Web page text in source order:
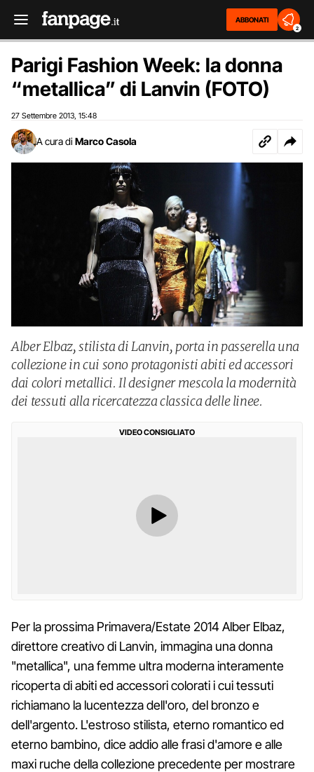
ABBONATI
2
Parigi Fashion Week: la donna
“metallica” di Lanvin (FOTO)
27 Settembre 2013 15:48
A cura di Marco Casola
Alber Elbaz, stilista di Lanvin, porta in passerella una
collezione in cui sono protagonisti abiti ed accessori
dai colori metallici. Il designer mescola la modernità
dei tessuti alla ricercatezza classica delle linee.
VIDEO CONSIGLIATO
Per la prossima Primavera/Estate 2014 Alber Elbaz,
direttore creativo di Lanvin, immagina una donna
"metallica", una femme ultra moderna interamente
ricoperta di abiti ed accessori colorati i cui tessuti
richiamano la lucentezza dell'oro, del bronzo e
dell'argento. L'estroso stilista, eterno romantico ed
eterno bambino, dice addio alle frasi d'amore e alle
maxi ruche della collezione precedente per mostrare